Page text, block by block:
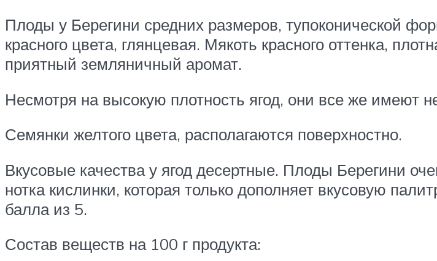
Плоды у Берегини средних размеров, тупоконической
красного цвета, глянцевая. Мякоть красного оттенка,
приятный земляничный аромат.
Несмотря на высокую плотность ягод, они все же имеют
Семянки желтого цвета, располагаются поверхностно.
Вкусовые качества у ягод десертные. Плоды Берегини
нотка кислинки, которая только дополняет вкусовую
балла из 5.
Состав веществ на 100 г продукта: